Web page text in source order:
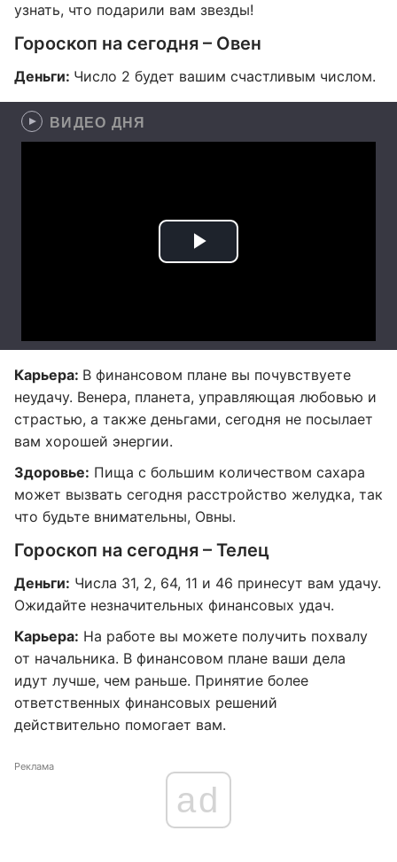
узнать, что подарили вам звезды!
Гороскоп на сегодня – Овен
Деньги: Число 2 будет вашим счастливым числом.
ВИДЕО ДНЯ
Карьера: В финансовом плане вы почувствуете
неудачу. Венера, планета, управляющая любовью и
страстью, а также деньгами, сегодня не посылает
вам хорошей энергии.
Здоровье: Пища с большим количеством сахара
может вызвать сегодня расстройство желудка, так
что будьте внимательны, Овны.
Гороскоп на сегодня – Телец
Деньги: Числа 31, 2, 64, 11 и 46 принесут вам удачу.
Ожидайте незначительных финансовых удач.
Карьера: На работе вы можете получить похвалу
от начальника. В финансовом плане ваши дела
идут лучше, чем раньше. Принятие более
ответственных финансовых решений
действительно помогает вам.
Реклама
ad